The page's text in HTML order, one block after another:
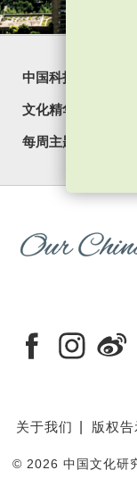
中国科技
文化精华
每周主题
关于我们 版权告
© 2026 中国文化研